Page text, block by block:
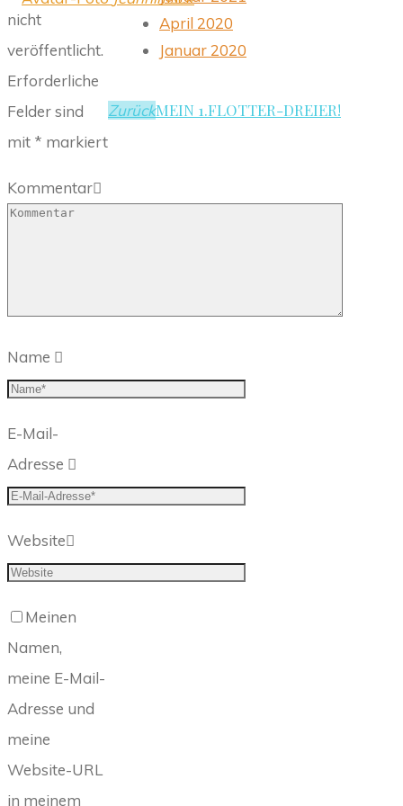
nicht
veröffentlicht.
Erforderliche
Felder sind
mit * markiert
Kommentar
Name
E-Mail-
Adresse
Website
Meinen
Namen,
meine E-Mail-
Adresse und
meine
Website-URL
in meinem
April 2020
Januar 2020
ZurückMEIN 1.FLOTTER-DREIER!